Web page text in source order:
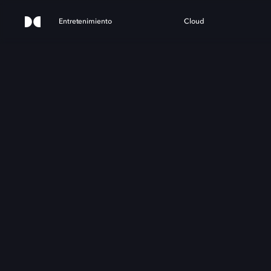
Entretenimiento Cloud